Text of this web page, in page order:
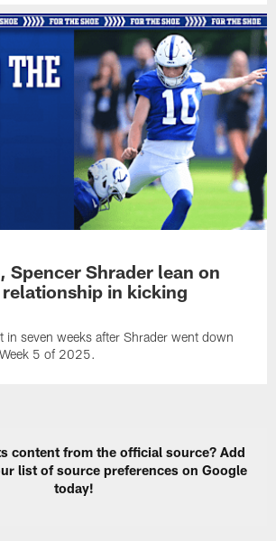
Spencer Shrader lean on
in kicking
in seven weeks after Shrader went down
5 of 2025.
content from the official source? Add
list of source preferences on Google
today!